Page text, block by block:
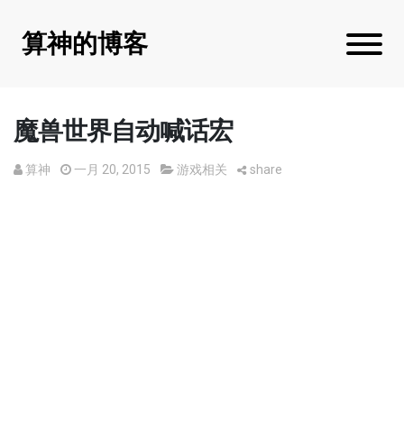
算神的博客
魔兽世界自动喊话宏
算神 一月 20, 2015 游戏相关 share